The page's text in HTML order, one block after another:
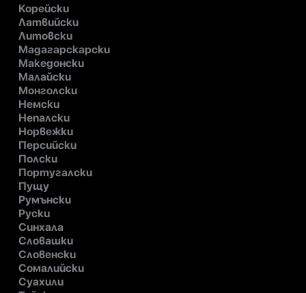
Корейски
Латвийски
Литовски
Мадагарскарски
Македонски
Малайски
Монголски
Немски
Непалски
Норвежки
Персийски
Полски
Португалски
Пущу
Румънски
Руски
Синхала
Словашки
Словенски
Сомалийски
Суахили